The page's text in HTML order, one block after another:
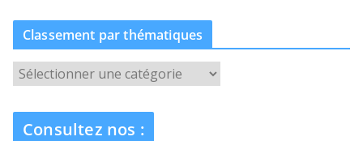
Classement par thématiques
l
a
Consultez nos :